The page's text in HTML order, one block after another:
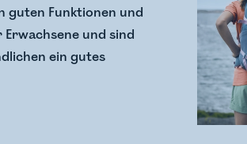
guten Funktionen und
und sind
ein gutes